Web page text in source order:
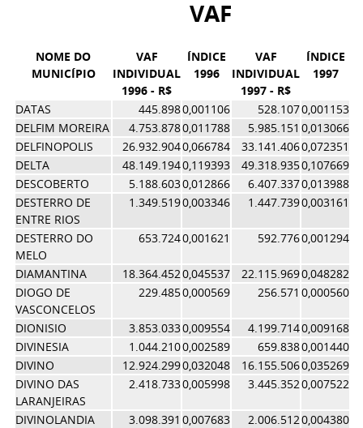
VAF
NOME DO
MUNICÍPIO
VAF
INDIVIDUAL
1996 - R$
ÍNDICE
1996
VAF
INDIVIDUAL
1997 - R$
ÍNDICE
1997
DATAS
445.8980,001106 528.1070,001153
DELFIM MOREIRA
4.753.8780,011788 5.985.151 0,013066
DELFINOPOLIS
26.932.9040,066784 33.141.4060,072351
DELTA
48.149.1940,119393 49.318.9350,107669
DESCOBERTO
5.188.6030,012866 6.407.3370,013988
DESTERRO DE
ENTRE RIOS
1.349.5190,003346 1.447.7390,003161
DESTERRO DO
MELO
653.7240,001621 592.7760,001294
DIAMANTINA 18.364.4520,045537 22.115.9690,048282
DIOGO DE
VASCONCELOS
229.4850,000569 256.571 0,000560
DIONISIO 3.853.0330,009554 4.199.7140,009168
DIVINESIA
1.044.2100,002589 659.8380,001440
DIVINO
12.924.2990,032048 16.155.5060,035269
DIVINO DAS
LARANJEIRAS
2.418.7330,005998 3.445.3520,007522
DIVINOLANDIA
3.098.391 0,007683 2.006.5120,004380